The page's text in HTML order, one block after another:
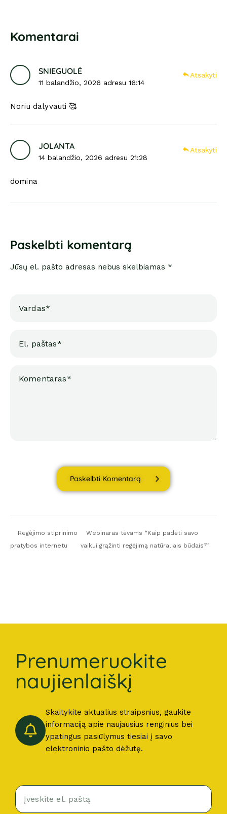
Komentarai
SNIEGUOLĖ
11 balandžio, 2026 adresu 16:14
Atsakyti
Noriu dalyvauti 🥰
JOLANTA
14 balandžio, 2026 adresu 21:28
Atsakyti
domina
Paskelbti komentarą
Jūsų el. pašto adresas nebus skelbiamas *
Paskelbti Komentarą
Regėjimo stiprinimo
pratybos internetu
Webinaras tėvams “Kaip padėti savo
vaikui grąžinti regėjimą natūraliais būdais?”
Prenumeruokite
naujienlaiškį
Skaitykite aktualius straipsnius, gaukite
informaciją apie naujausius renginius bei
ypatingus pasiūlymus tiesiai į savo
elektroninio pašto dėžutę.